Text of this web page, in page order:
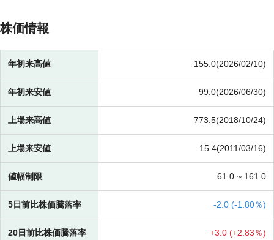
株価情報
年初来高値 155.0(2026/02/10)
年初来安値 99.0(2026/06/30)
上場来高値 773.5(2018/10/24)
上場来安値 15.4(2011/03/16)
値幅制限 61.0 ~ 161.0
5日前比株価騰落率 -2.0 (-1.80％)
20日前比株価騰落率 +3.0 (+2.83％)